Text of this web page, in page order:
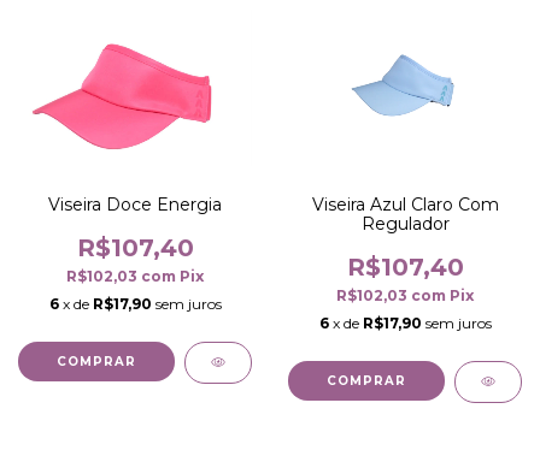
Viseira Doce Energia
R$107,40
R$102,03 com Pix
6 x de R$17,90 sem juros
COMPRAR
Viseira Azul Claro Com
Regulador
R$107,40
R$102,03 com Pix
6 x de R$17,90 sem juros